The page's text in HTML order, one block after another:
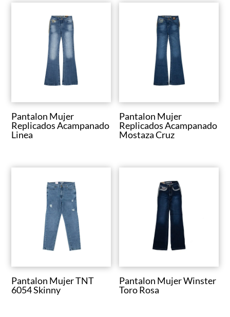
Pantalon Mujer
Replicados Acampanado
Linea
Pantalon Mujer
Replicados Acampanado
Mostaza Cruz
Pantalon Mujer TNT
6054 Skinny
Pantalon Mujer Winster
Toro Rosa